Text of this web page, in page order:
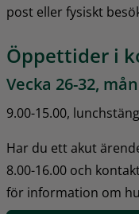
post eller fysiskt
Öppettider i
Vecka 26-32,
9.00-15.00,
Har du ett akut
8.00-16.00 och
för information om